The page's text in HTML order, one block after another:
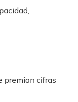
premian cifras